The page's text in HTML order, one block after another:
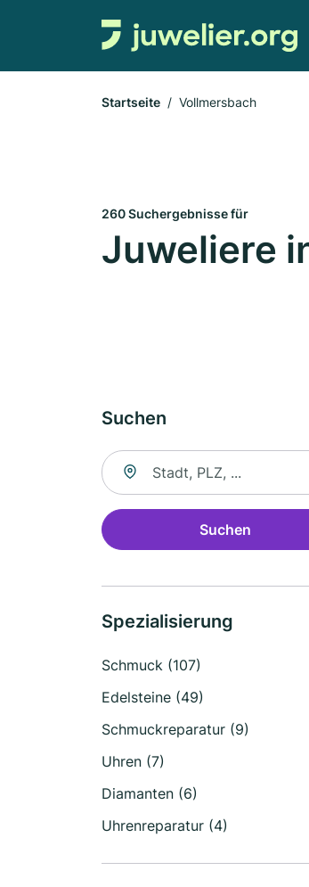
Startseite Vollmersbach
260 Suchergebnisse für
Juweliere
Suchen
Suche nach Ort
Suchen
Spezialisierung
Schmuck (107)
Edelsteine (49)
Schmuckreparatur (9)
Uhren (7)
Diamanten (6)
Uhrenreparatur (4)